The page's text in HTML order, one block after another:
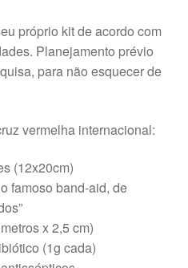
próprio kit de acordo com
Planejamento prévio
para não esquecer de
vermelha internacional:
(12x20cm)
famoso band-aid, de
x 2,5 cm)
(1g cada)